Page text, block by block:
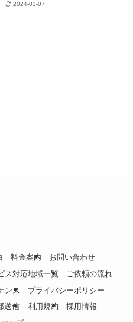
2024-03-07
料金案内
お問い合わせ
ス対応地域一覧
ご依頼の流れ
ンス
プライバシーポリシー
送信 利用規約
採用情報